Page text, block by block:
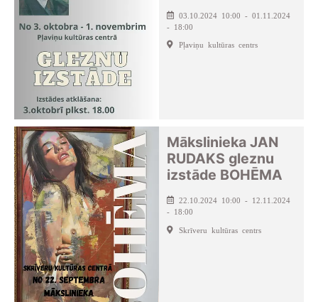
03.10.2024 10:00 - 01.11.2024
- 18:00
Pļaviņu kultūras centrs
Mākslinieka JAN
RUDAKS gleznu
izstāde BOHĒMA
22.10.2024 10:00 - 12.11.2024
- 18:00
Skrīveru kultūras centrs